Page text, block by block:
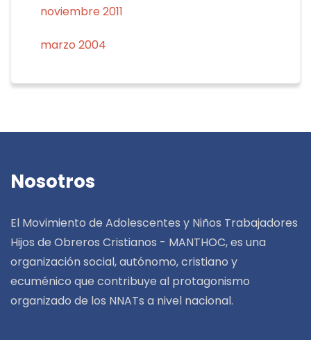
noviembre 2011
marzo 2004
Nosotros
El Movimiento de Adolescentes y Niños Trabajadores
Hijos de Obreros Cristianos - MANTHOC, es una
organización social, autónomo, cristiano y
ecuménico que contribuye al protagonismo
organizado de los NNATs a nivel nacional.